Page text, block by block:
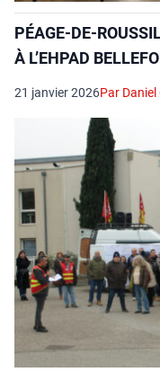
PÉAGE-DE-
À L’EHPAD
21 janvier 2026Par Daniel